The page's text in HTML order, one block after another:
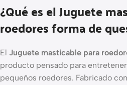
¿Qué es el Juguete
roedores forma de
El Juguete masticable para
producto pensado para
pequeños roedores. Fabricado